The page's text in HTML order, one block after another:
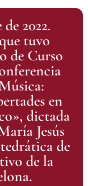
2022.
tuvo
de Curso
en
dictada
Jesús
de
de la